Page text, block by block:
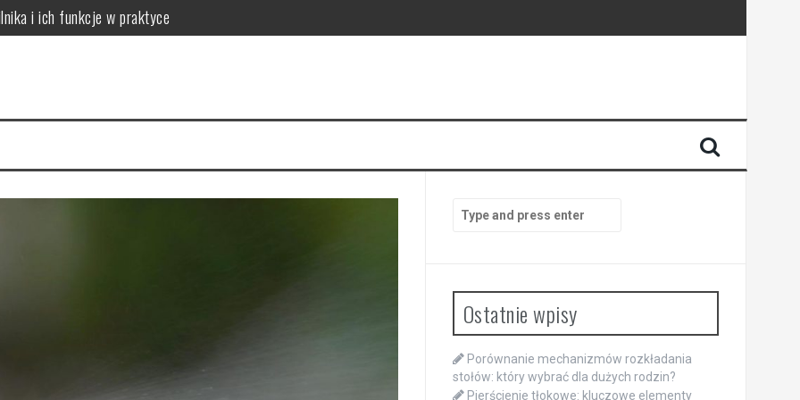
i ich funkcje w praktyce
i skuteczna rutyna anti-aging
na 4 tygodnie
cerę i jak to naprawić
for:
Ostatnie wpisy
Porównanie mechanizmów rozkładania
stołów: który wybrać dla dużych rodzin?
Pierścienie tłokowe: kluczowe elementy